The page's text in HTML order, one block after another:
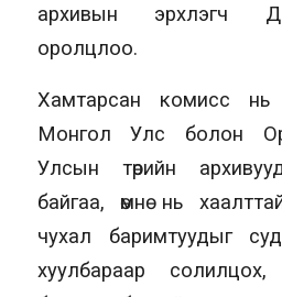
архивын эрхлэгч
оролцлоо.
Хамтарсан комисс нь
Монгол Улс болон
Улсын төрийн
байгаа, өмнө нь
чухал баримтуудыг
хуулбараар